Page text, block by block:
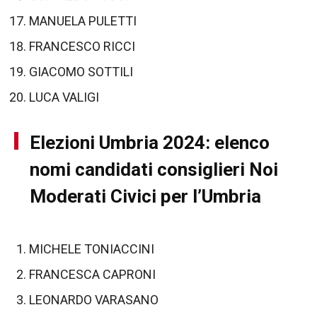
MANUELA PULETTI
FRANCESCO RICCI
GIACOMO SOTTILI
LUCA VALIGI
Elezioni Umbria 2024: elenco
nomi candidati consiglieri Noi
Moderati Civici per l’Umbria
MICHELE TONIACCINI
FRANCESCA CAPRONI
LEONARDO VARASANO